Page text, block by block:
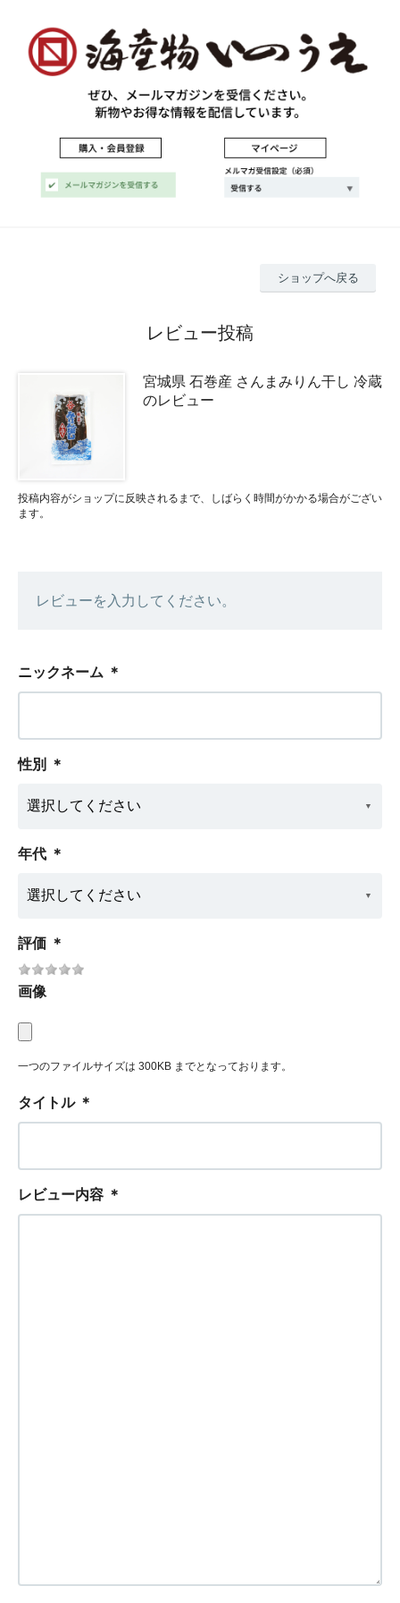
ショップへ戻る
レビュー投稿
宮城県 石巻産 さんまみりん干し 冷蔵
のレビュー
投稿内容がショップに反映されるまで、しばらく時間がかかる場合がござい
ます。
レビューを入力してください。
ニックネーム ＊
性別 ＊
年代 ＊
評価 ＊
画像
一つのファイルサイズは 300KB までとなっております。
タイトル ＊
レビュー内容 ＊